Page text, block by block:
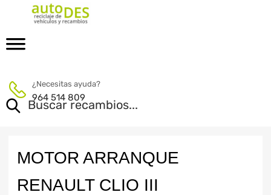
¿Necesitas ayuda?
964 514 809
MOTOR ARRANQUE
RENAULT CLIO III